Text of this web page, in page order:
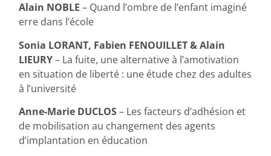
Alain NOBLE – Quand l’ombre de l’enfant imaginé
erre dans l’école
Sonia LORANT, Fabien FENOUILLET & Alain
LIEURY– La fuite, une alternative à l’amotivation
en situation de liberté : une étude chez des adultes
à l’université
Anne-Marie DUCLOS– Les facteurs d’adhésion et
de mobilisation au changement des agents
d’implantation en éducation